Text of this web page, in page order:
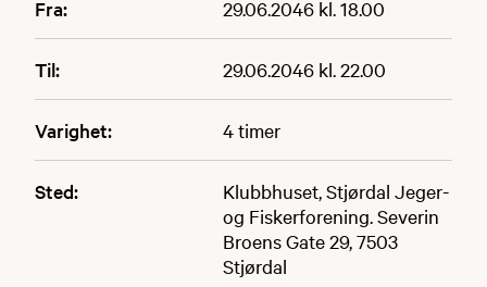
Fra: 29.06.2046 kl. 18.00
Til: 29.06.2046 kl. 22.00
Varighet: 4 timer
Sted:
Klubbhuset, Stjørdal Jeger-
og Fiskerforening. Severin
Broens Gate 29, 7503
Stjørdal